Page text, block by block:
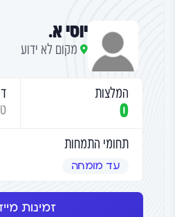
יוסי א.
מקום לא ידוע
המלצות
0
תחומי התמחות
עד מומחה
זמינות